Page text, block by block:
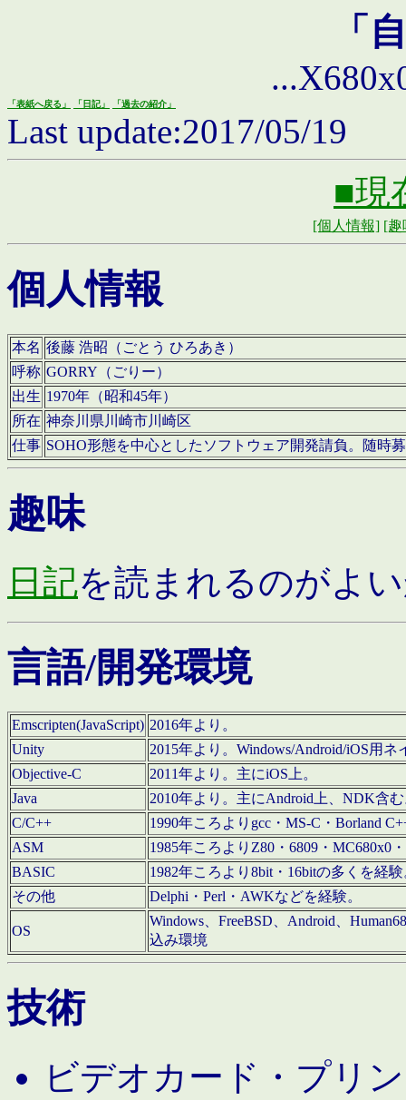
「
「表紙へ戻る」 「日記」 「過去の紹介」
Last update:2017/05/19
■現
[個人情報] [趣
個人情報
本名 後藤 浩昭（ごとう ひろあき）
呼称 GORRY（ごりー）
出生 1970年（昭和45年）
所在 神奈川県川崎市川崎区
仕事 SOHO形態を中心としたソフトウェア開発請負。随時
趣味
日記を読まれるのがよ
言語/開発環境
Emscripten(JavaScript) 2016年より。
Unity
2015年より。Windows/Android/iOS用
Objective-C
2011年より。主にiOS上。
Java
2010年より。主にAndroid上、NDK含
C/C++
1990年ころよりgcc・MS-C・Borland
ASM
1985年ころよりZ80・6809・MC680x0
BASIC
1982年ころより8bit・16bitの多くを経
その他
Delphi・Perl・AWKなどを経験。
OS
Windows、FreeBSD、Android、
込み環境
技術
ビデオカード・プリ